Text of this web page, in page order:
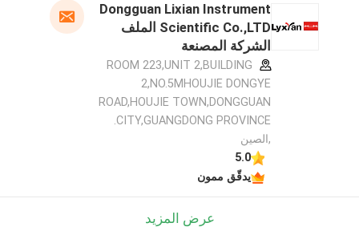
Dongguan Lixian Instrument
Scientific Co.,LTD الملف
الشركة المصنعة
ROOM 223,UNIT 2,BUILDING
2,NO.5MHOUJIE DONGYE
ROAD,HOUJIE TOWN,DONGGUAN
CITY,GUANGDONG PROVINCE.
,الصين
5.0
يدقّق ممون
عرض المزيد